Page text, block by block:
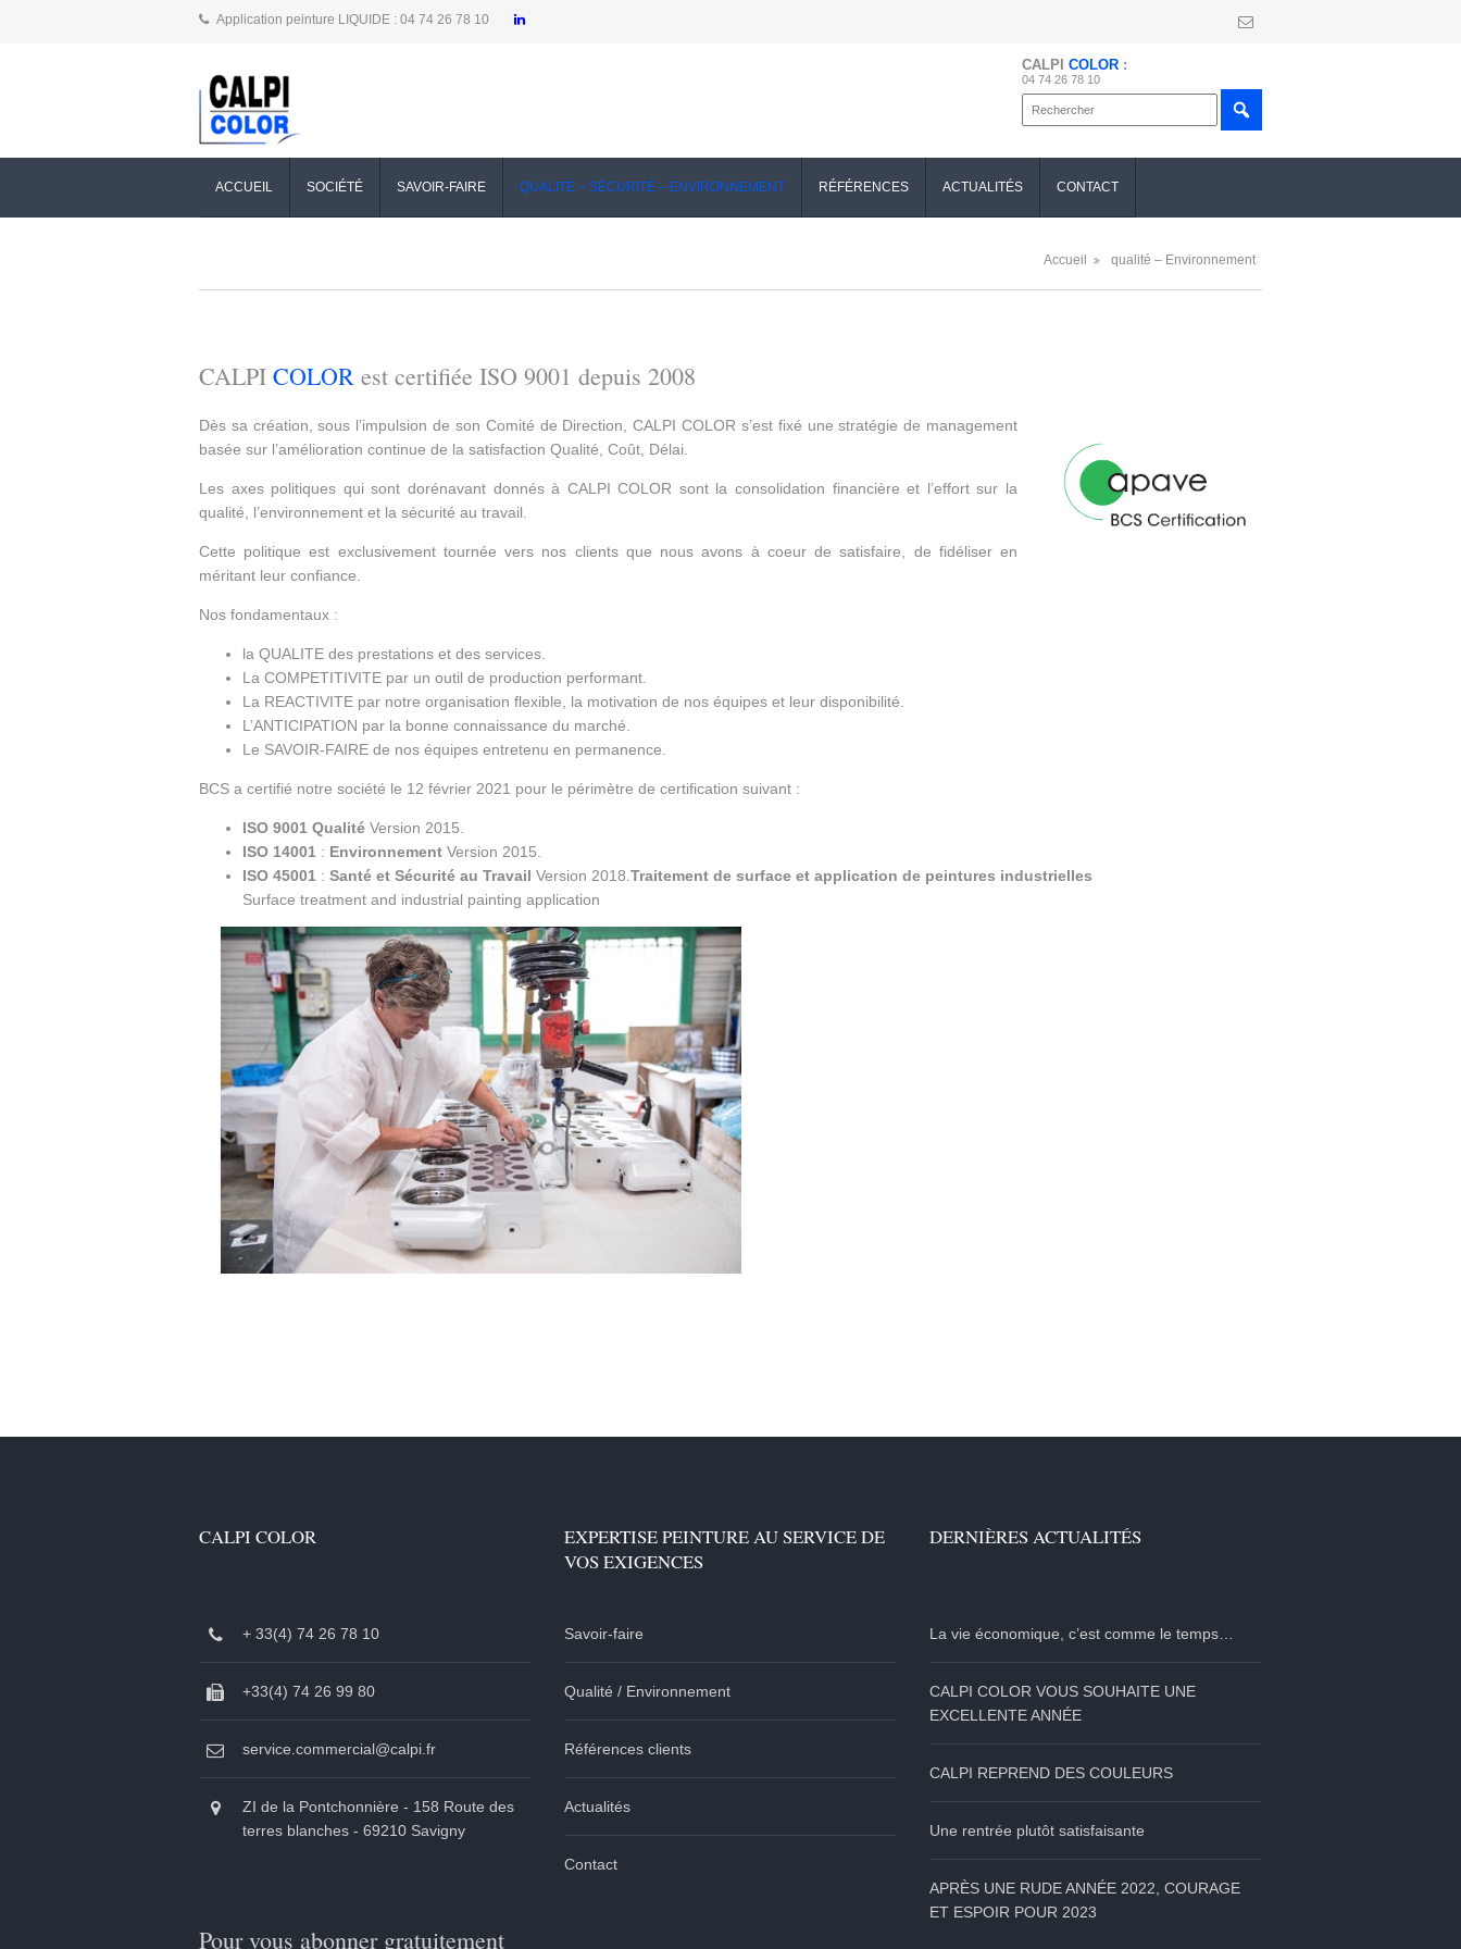
Application peinture LIQUIDE : 04 74 26 78 10
CALPI COLOR :
04 74 26 78 10
ACCUEIL SOCIÉTÉ SAVOIR-FAIRE QUALITÉ – SÉCURITÉ – ENVIRONNEMENT RÉFÉRENCES ACTUALITÉS CONTACT
Accueil qualité – Environnement
CALPI COLOR est certifiée ISO 9001 depuis 2008
Dès sa création, sous l’impulsion de son Comité de Direction, CALPI COLOR s’est fixé une stratégie de management
basée sur l’amélioration continue de la satisfaction Qualité, Coût, Délai.
Les axes politiques qui sont dorénavant donnés à CALPI COLOR sont la consolidation financière et l’effort sur la
qualité, l’environnement et la sécurité au travail.
Cette politique est exclusivement tournée vers nos clients que nous avons à coeur de satisfaire, de fidéliser en
méritant leur confiance.
Nos fondamentaux :
la QUALITE des prestations et des services.
La COMPETITIVITE par un outil de production performant.
La REACTIVITE par notre organisation flexible, la motivation de nos équipes et leur disponibilité.
L’ANTICIPATION par la bonne connaissance du marché.
Le SAVOIR-FAIRE de nos équipes entretenu en permanence.
BCS a certifié notre société le 12 février 2021 pour le périmètre de certification suivant :
ISO 9001 Qualité Version 2015.
ISO 14001 : Environnement Version 2015.
ISO 45001 : Santé et Sécurité au Travail Version 2018. Traitement de surface et application de peintures industrielles
Surface treatment and industrial painting application
CALPI COLOR
+ 33(4) 74 26 78 10
+33(4) 74 26 99 80
service.commercial@calpi.fr
ZI de la Pontchonnière - 158 Route des
terres blanches - 69210 Savigny
EXPERTISE PEINTURE AU SERVICE DE
VOS EXIGENCES
Savoir-faire
Qualité / Environnement
Références clients
Actualités
Contact
DERNIÈRES ACTUALITÉS
La vie économique, c’est comme le temps…
CALPI COLOR VOUS SOUHAITE UNE
EXCELLENTE ANNÉE
CALPI REPREND DES COULEURS
Une rentrée plutôt satisfaisante
APRÈS UNE RUDE ANNÉE 2022, COURAGE
ET ESPOIR POUR 2023
Pour vous abonner gratuitement